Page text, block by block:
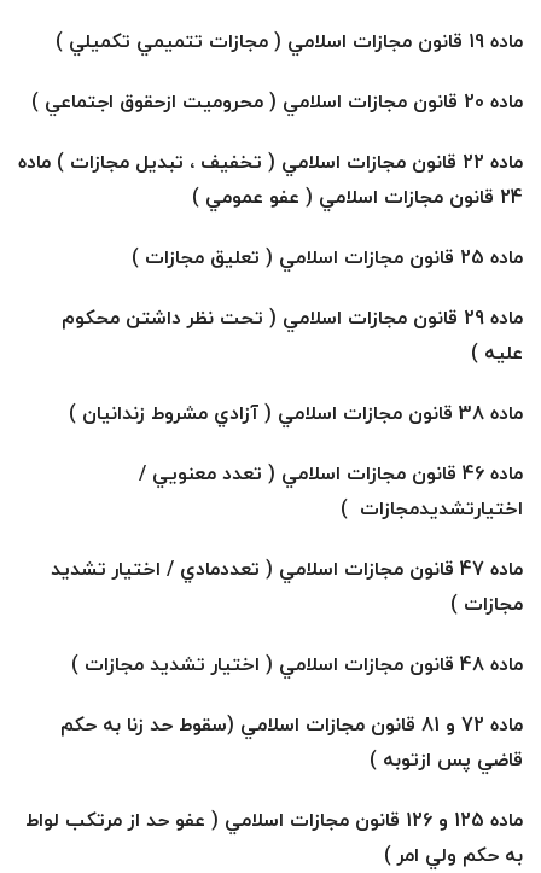
ماده 19 قانون مجازات اسلامي ( مجازات تتميمي تكميلي )
ماده 20 قانون مجازات اسلامي ( محروميت ازحقوق اجتماعي )
ماده 22 قانون مجازات اسلامي ( تخفيف ، تبديل مجازات ) ماده
24 قانون مجازات اسلامي ( عفو عمومي )
ماده 25 قانون مجازات اسلامي ( تعليق مجازات )
ماده 29 قانون مجازات اسلامي ( تحت نظر داشتن محكوم
عليه )
ماده 38 قانون مجازات اسلامي ( آزادي مشروط زندانيان )
ماده 46 قانون مجازات اسلامي ( تعدد معنويي /
اختيارتشديدمجازات )
ماده 47 قانون مجازات اسلامي ( تعددمادي / اختيار تشديد
مجازات )
ماده 48 قانون مجازات اسلامي ( اختيار تشديد مجازات )
ماده 72 و 81 قانون مجازات اسلامي (سقوط حد زنا به حكم
قاضي پس ازتوبه )
ماده 125 و 126 قانون مجازات اسلامي ( عفو حد از مرتكب لواط
به حكم ولي امر )